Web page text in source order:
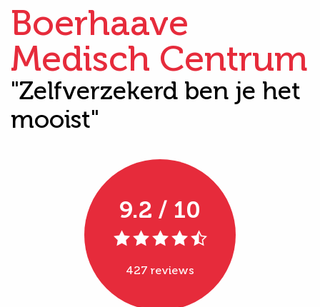
Boerhaave
Medisch Centrum
"Zelfverzekerd ben je het
mooist"
9.2 / 10
427 reviews